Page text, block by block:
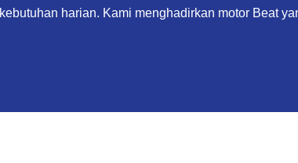
kebutuhan harian. Kami menghadirkan motor Beat